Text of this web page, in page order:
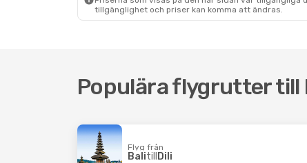
tillgänglighet och priser kan komma att ändras.
Populära flygrutter till
Flyg från
Balitill Dili